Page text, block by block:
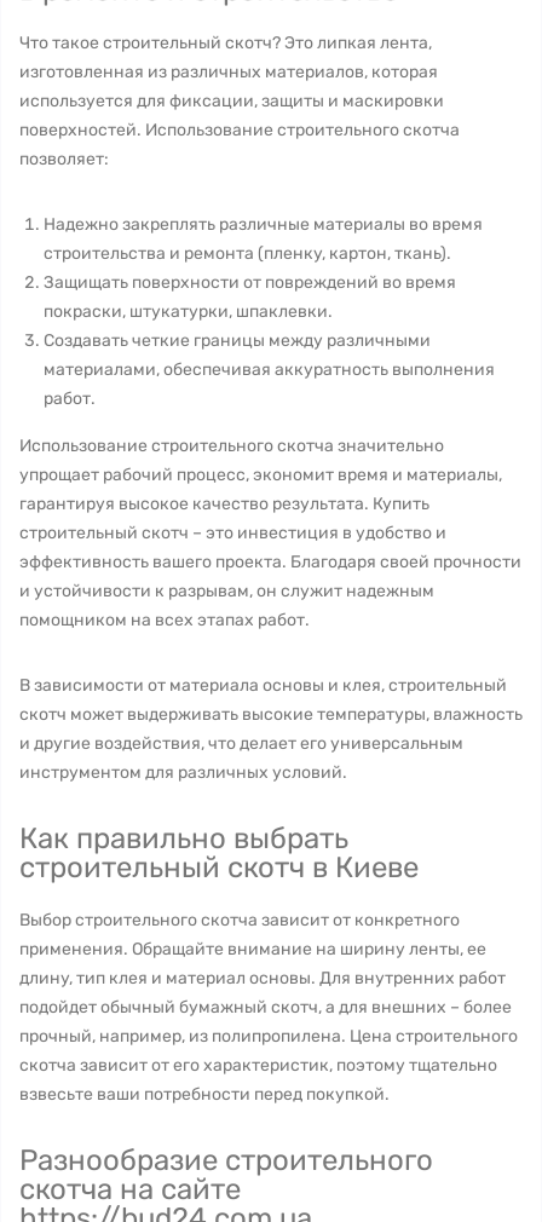
Что такое строительный скотч? Это липкая лента,
изготовленная из различных материалов, которая
используется для фиксации, защиты и маскировки
поверхностей. Использование строительного скотча
позволяет:
Надежно закреплять различные материалы во время
строительства и ремонта (пленку, картон, ткань).
Защищать поверхности от повреждений во время
покраски, штукатурки, шпаклевки.
Создавать четкие границы между различными
материалами, обеспечивая аккуратность выполнения
работ.
Использование строительного скотча значительно
упрощает рабочий процесс, экономит время и материалы,
гарантируя высокое качество результата. Купить
строительный скотч – это инвестиция в удобство и
эффективность вашего проекта. Благодаря своей прочности
и устойчивости к разрывам, он служит надежным
помощником на всех этапах работ.
В зависимости от материала основы и клея, строительный
скотч может выдерживать высокие температуры, влажность
и другие воздействия, что делает его универсальным
инструментом для различных условий.
Как правильно выбрать
строительный скотч в Киеве
Выбор строительного скотча зависит от конкретного
применения. Обращайте внимание на ширину ленты, ее
длину, тип клея и материал основы. Для внутренних работ
подойдет обычный бумажный скотч, а для внешних – более
прочный, например, из полипропилена. Цена строительного
скотча зависит от его характеристик, поэтому тщательно
взвесьте ваши потребности перед покупкой.
Разнообразие строительного
скотча на сайте